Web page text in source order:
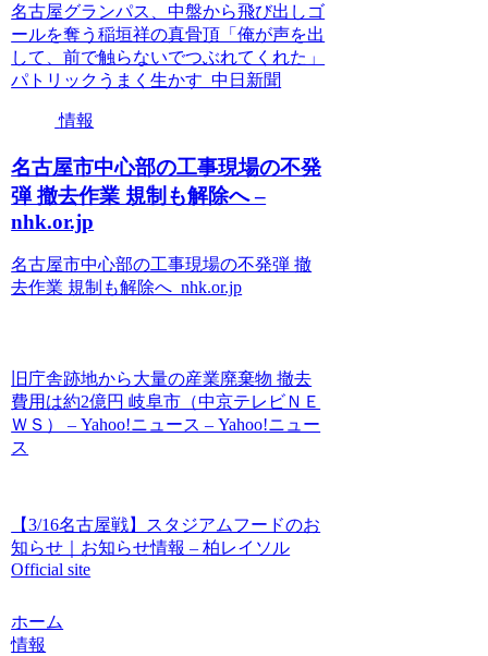
名古屋グランパス、中盤から飛び出しゴ
ールを奪う稲垣祥の真骨頂「俺が声を出
して、前で触らないでつぶれてくれた」
パトリックうまく生かす 中日新聞
情報
名古屋市中心部の工事現場の不発
弾 撤去作業 規制も解除へ –
nhk.or.jp
名古屋市中心部の工事現場の不発弾 撤
去作業 規制も解除へ nhk.or.jp
旧庁舎跡地から大量の産業廃棄物 撤去
費用は約2億円 岐阜市（中京テレビＮＥ
ＷＳ） – Yahoo!ニュース – Yahoo!ニュー
ス
【3/16名古屋戦】スタジアムフードのお
知らせ｜お知らせ情報 – 柏レイソル
Official site
ホーム
情報